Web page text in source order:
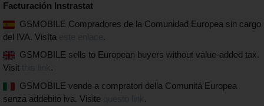
Facturación Instrastat
GSMOBILE Compradores de la Comunidad Europea sin cargo
del IVA. Visíta
.
GSMOBILE sells to European buyers without value-added tax.
Visit
.
GSMOBILE vende a compratori della Comunitá Europea
senza addebito iva. Visite
.